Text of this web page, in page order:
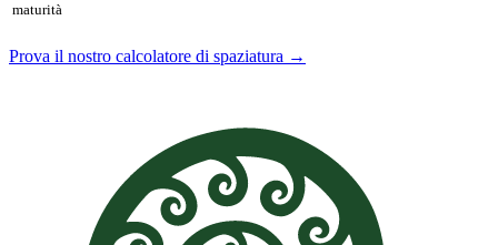
maturità
Prova il nostro calcolatore di spaziatura →